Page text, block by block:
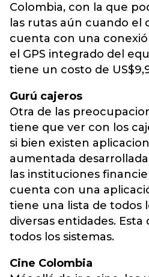
Colombia, con la que
las rutas aún cuando el
cuenta con una
el GPS integrado del
tiene un costo de
Gurú cajeros
Otra de las
tiene que ver con los
si bien existen
aumentada
las instituciones
cuenta con una
tiene una lista de todos
diversas entidades. Esta
todos los sistemas.
Cine Colombia